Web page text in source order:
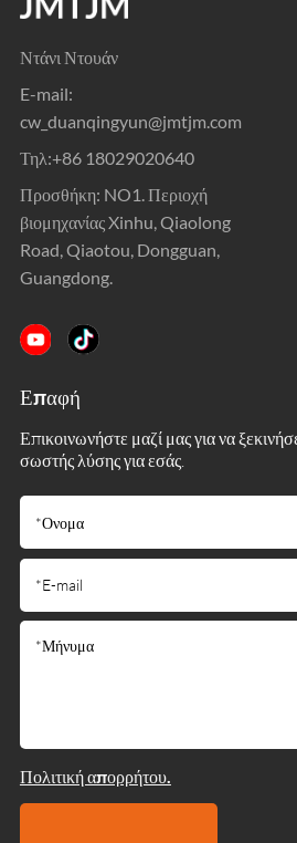
Ντάνι Ντουάν
E-mail:
cw_duanqingyun@jmtjm.com
Τηλ:+86 18029020640
Προσθήκη: NO1. Περιοχή
βιομηχανίας Xinhu, Qiaolong
Road, Qiaotou, Dongguan,
Guangdong.
Επαφή
Επικοινωνήστε μαζί μας για να
σωστής λύσης για εσάς.
Πολιτική απορρήτου.